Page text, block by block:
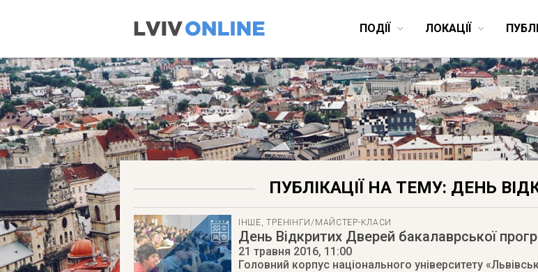
ПОДІЇ ЛОКАЦІЇ
ПУБЛІКАЦІЇ НА ТЕМУ: ДЕНЬ
ІНШЕ,ТРЕНІНГИ/МАЙСТЕР-КЛАСИ
День Відкритих Дверей бакалаврської
21 травня 2016, 11:00
Головний корпус національного університету